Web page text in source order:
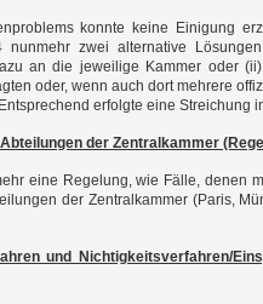
konnte keine Einigung
zwei alternative
an die jeweilige Kammer oder
oder, wenn auch dort mehrere
erfolgte eine Streichung
der Zentralkammer
eine Regelung, wie Fälle, denen
der Zentralkammer (Paris,
und Nichtigkeitsverfahren/